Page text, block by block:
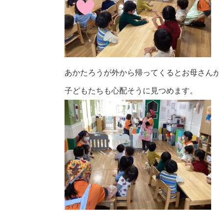
あかたろうが外から帰ってくるとお母さん
子どもたちも心配そうに見つめます。